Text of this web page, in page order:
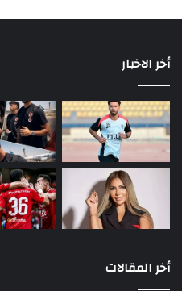
أخر الاخبار
أخر المقالات